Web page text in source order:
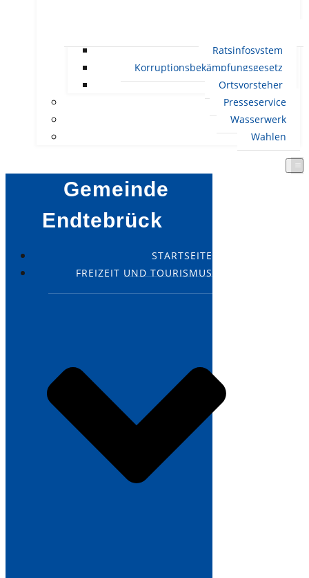
Ratsinfosystem
Korruptionsbekämpfungsgesetz
Ortsvorsteher
Presseservice
Wasserwerk
Wahlen
Gemeinde
Endtebrück
STARTSEITE
FREIZEIT UND TOURISMUS